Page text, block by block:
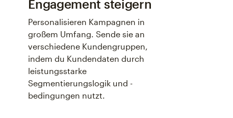
Engagement steigern
Personalisieren Kampagnen in
großem Umfang. Sende sie an
verschiedene Kundengruppen,
indem du Kundendaten durch
leistungsstarke
Segmentierungslogik und -
bedingungen nutzt.